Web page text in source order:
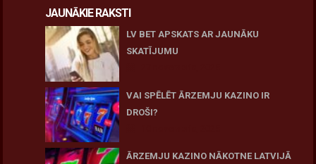
JAUNĀKIE RAKSTI
LV BET APSKATS AR JAUNĀKU
SKATĪJUMU
VAI SPĒLĒT ĀRZEMJU KAZINO IR
DROŠI?
ĀRZEMJU KAZINO NĀKOTNE LATVIJĀ